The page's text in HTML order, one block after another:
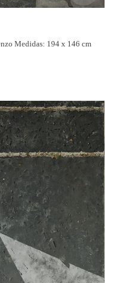
Medidas: 194 x 146 cm